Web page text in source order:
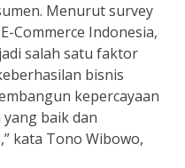
Menurut survey
Commerce Indonesia,
salah satu faktor
bisnis
kepercayaan
baik dan
kata Tono Wibowo,